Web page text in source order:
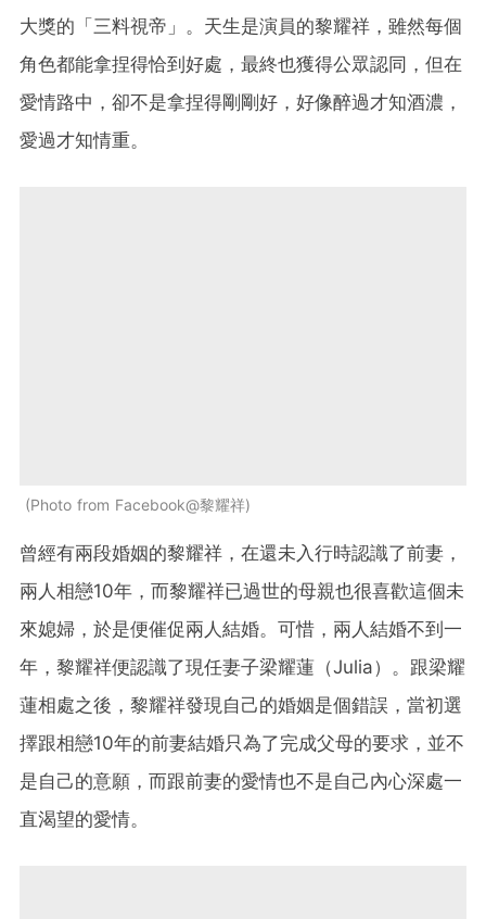
大獎的「三料視帝」。天生是演員的黎耀祥，雖然每個
角色都能拿捏得恰到好處，最終也獲得公眾認同，但在
愛情路中，卻不是拿捏得剛剛好，好像醉過才知酒濃，
愛過才知情重。
Photo from Facebook@黎耀祥
曾經有兩段婚姻的黎耀祥，在還未入行時認識了前妻，
兩人相戀10年，而黎耀祥已過世的母親也很喜歡這個未
來媳婦，於是便催促兩人結婚。可惜，兩人結婚不到一
年，黎耀祥便認識了現任妻子梁耀蓮（Julia）。跟梁耀
蓮相處之後，黎耀祥發現自己的婚姻是個錯誤，當初選
擇跟相戀10年的前妻結婚只為了完成父母的要求，並不
是自己的意願，而跟前妻的愛情也不是自己內心深處一
直渴望的愛情。